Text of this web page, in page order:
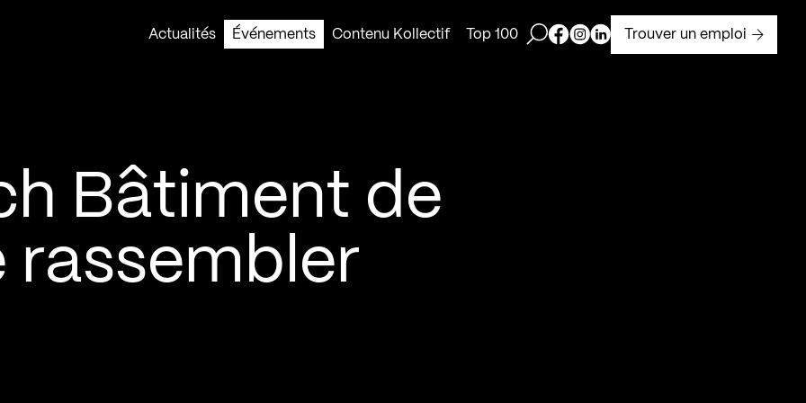
Actualités
Événements Contenu Kollectif Top 100 Ouvrir la barre de recherche
Page Facebook de Kollectif
Page Instagram de Kollectif
Page Linkedin de Kollectif
Trouver un emploi
Bâtiment de
rassembler